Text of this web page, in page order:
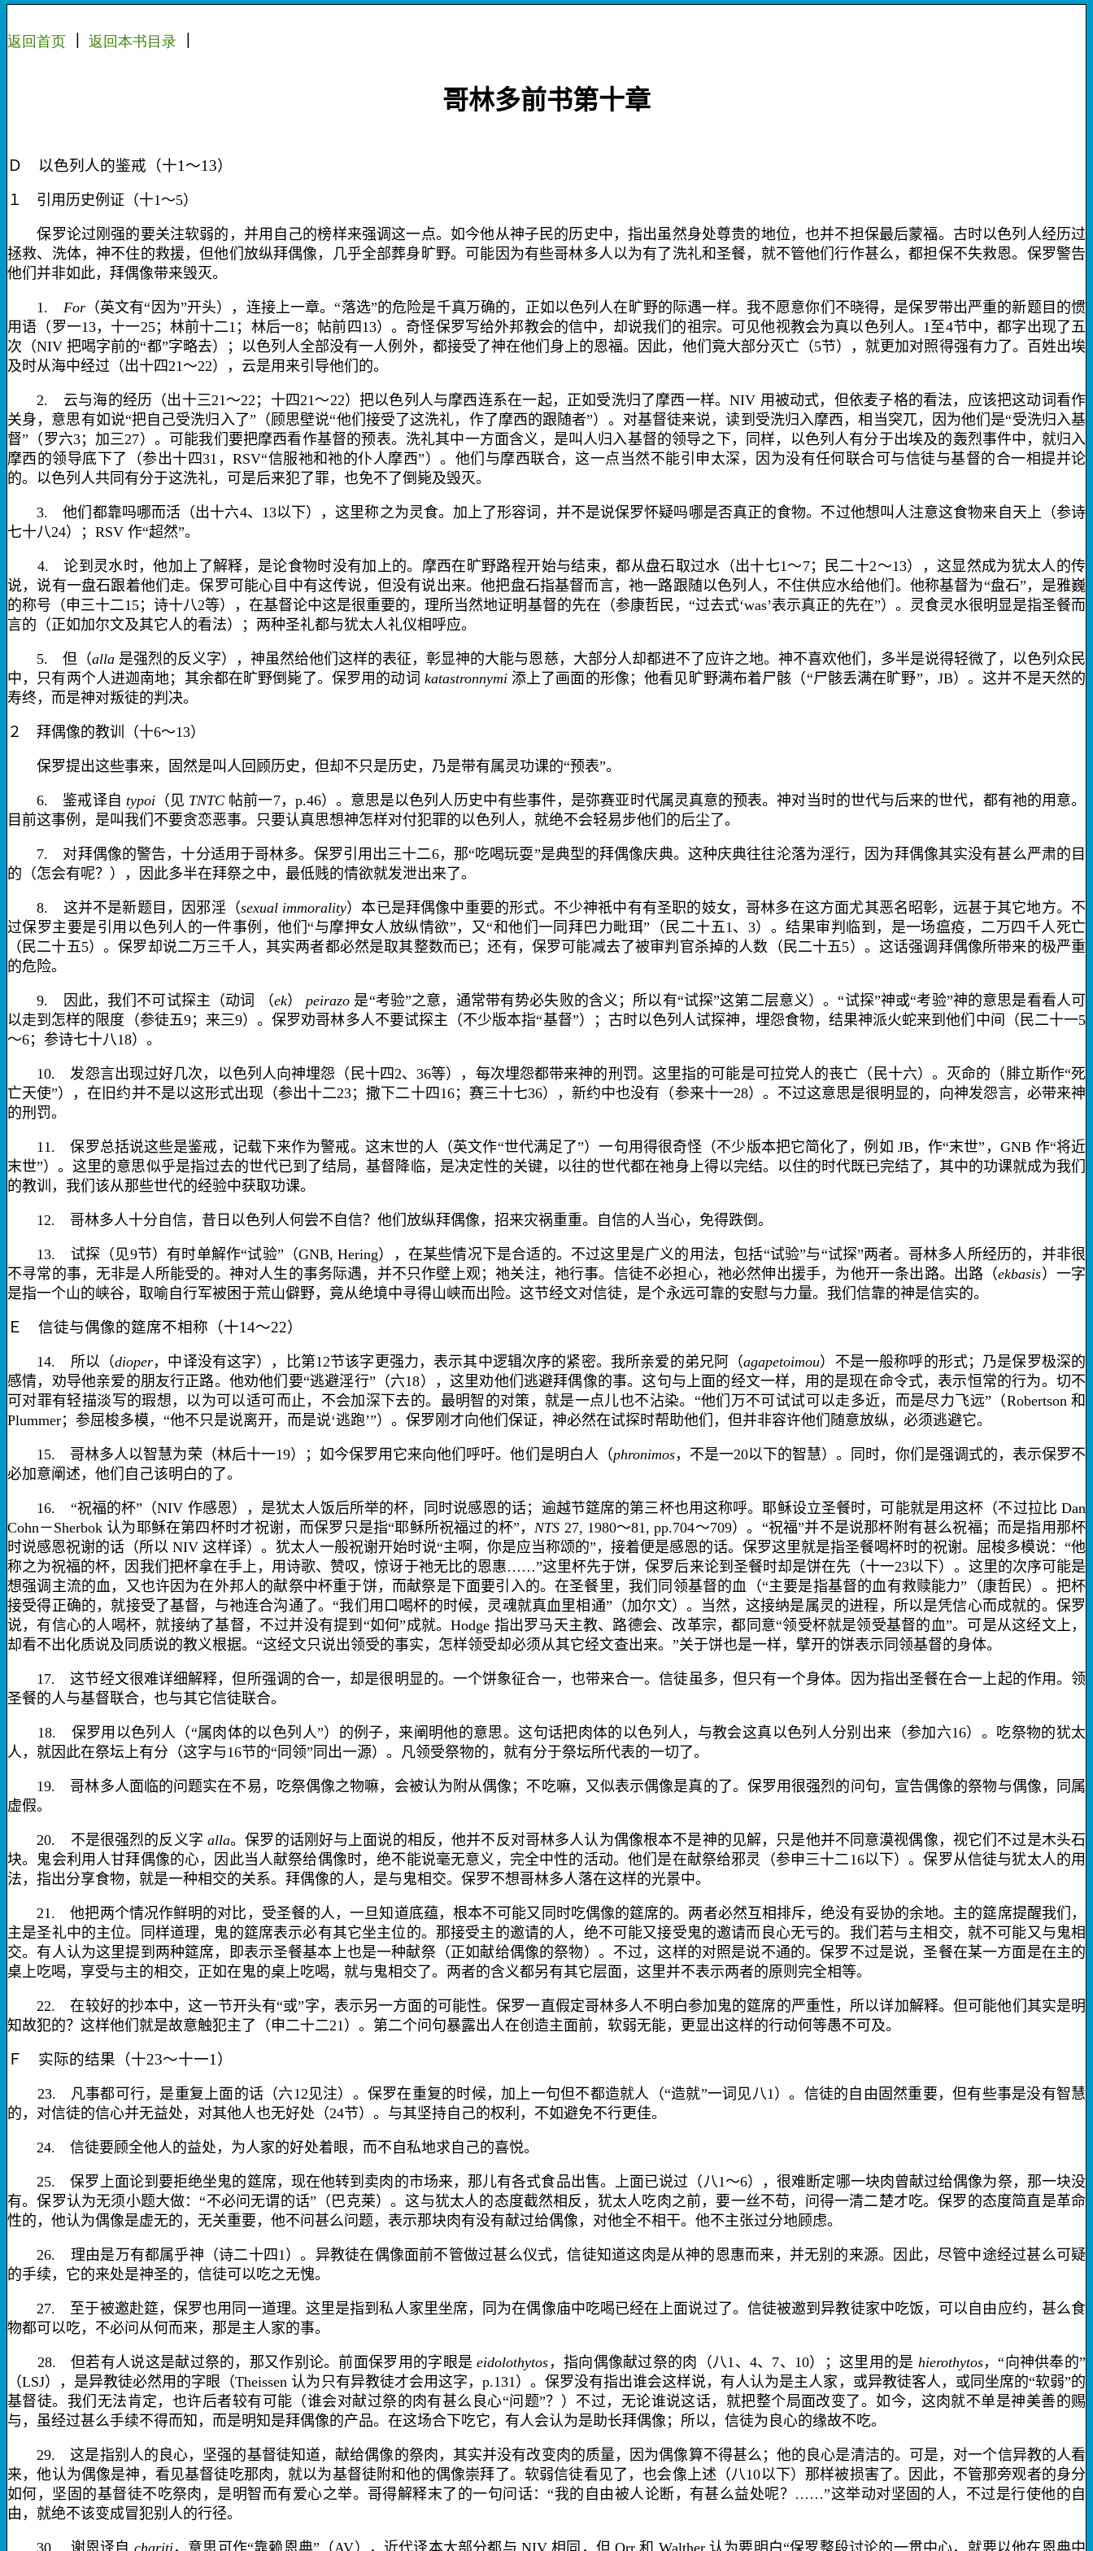
返回首页 返回本书目录
哥林多前书第十章
Ｄ 以色列人的鉴戒（十1 ～13）
１ 引用历史例证（十1～5）
保罗论过刚强的要关注软弱的，并用自己的榜样来强调这一点。如今他从神子民的历史中，指出虽然身处尊贵的地位，也并不担保最后蒙福。古时以色列人经历过
拯救、洗体，神不住的救援，但他们放纵拜偶像，几乎全部葬身旷野。可能因为有些哥林多人以为有了洗礼和圣餐，就不管他们行作甚么，都担保不失救恩。保罗警告
他们并非如此，拜偶像带来毁灭。
1. For（英文有“因为”开头），连接上一章。“落选”的危险是千真万确的，正如以色列人在旷野的际遇一样。 我不愿意你们不晓得，是保罗带出严重的新题目的惯
用语（罗一13，十一25；林前十二1 ；林后一8；帖前四 13）。奇怪保罗写给外邦教会的信中，却说我们的祖宗。可见他视教会为真以色列人。 1至4节中，都字出现了五
次（NIV把喝字前的“都”字略去）；以色列人全部没有一人例外，都接受了神在他们身上的恩福。因此，他们竟大部分灭亡（5节），就更加对照得强有力了。百姓出埃
及时从海中经过 （出十四21～22）， 云是用来引导他们的。
2. 云与海的经历（出十三21～22 ；十四21～22）把以色列人与摩西连系在一起，正如受洗归了摩西一样。NIV 用被动式，但依麦子格的看法，应该把这动词看作
关身，意思有如说“把自己受洗归入了”（顾思壁说“他们接受了这洗礼，作了摩西的跟随者”）。对基督徒来说，读到受洗归入摩西 ，相当突兀，因为他们是“受洗归入基
督”（罗六3；加三27）。可能我们要把摩西看作基督的预表。洗礼其中一方面含义，是叫人归入基督的领导之下，同样，以色列人有分于出埃及的轰烈事件中，就归入
摩西的领导底下了（参出十四31 ，RSV“信服祂和祂的仆人摩西”）。他们与摩西联合，这一点当然不能引申太深，因为没有任何联合可与信徒与基督的合一相提并论
的。以色列人共同有分于这洗礼，可是后来犯了罪，也免不了倒毙及毁灭。
3. 他们都靠吗哪而活（出十六4、 13以下），这里称之为灵食。加上了形容词，并不是说保罗怀疑吗哪是否真正的食物。不过他想叫人注意这食物来自天上（参诗
七十八24）； RSV 作“超然”。
4. 论到 灵水时，他加上了解释，是论食物时没有加上的。摩西在旷野路程开始与结束，都从盘石取过水（出十七1～7；民二十2～13），这显然成为犹太人的传
说，说有一盘石跟着他们走。保罗可能心目中有这传说，但没有说出来。他把盘石指基督而言，祂一路跟随以色列人，不住供应水给他们。他称基督为“盘石”，是雅巍
的称号（申三十二15；诗十八2等），在基督论中这是很重要的，理所当然地证明基督的先在（参康哲民，“过去式‘was’表示真正的先在”）。灵食灵水很明显是指圣餐而
言的（正如加尔文及其它人的看法）；两种圣礼都与犹太人礼仪相呼应。
5. 但 （alla 是强烈的反义字），神虽然给他们这样的表征，彰显神的大能与恩慈，大部分人却都进不了应许之地。神不喜欢他们， 多半是说得轻微了，以色列众民
中，只有两个人进迦南地；其余都在旷野倒毙了。保罗用的动词 katastronnymi 添上了画面的形像；他看见旷野满布着尸骸（“尸骸丢满在旷野”， JB）。这并不是天然的
寿终，而是神对叛徒的判决。
２ 拜偶像的教训（十6～13）
保罗提出这些事来，固然是叫人回顾历史，但却不只是历史，乃是带有属灵功课的“预表”。
6. 鉴戒译自 typoi（见 TNTC 帖前一7， p.46）。意思是以色列人历史中有些事件，是弥赛亚时代属灵真意的预表。神对当时的世代与后来的世代，都有祂的用意。
目前这事例，是叫我们不要贪恋恶事。只要认真思想神怎样对付犯罪的以色列人，就绝不会轻易步他们的后尘了。
7. 对拜偶像的警告，十分适用于哥林多。保罗引用出三十二6，那“吃喝玩耍”是典型的拜偶像庆典。这种庆典往往沦落为淫行，因为拜偶像其实没有甚么严肃的目
的（怎会有呢？），因此多半在拜祭之中，最低贱的情欲就发泄出来了。
8. 这并不是新题目，因邪淫（sexual immorality）本已是拜偶像中重要的形式。不少神祇中有有圣职的妓女，哥林多在这方面尤其恶名昭彰，远甚于其它地方。不
过保罗主要是引用以色列人的一件事例，他们“与摩押女人放纵情欲”，又“和他们一同拜巴力毗珥”（民二十五1、 3）。结果审判临到，是一场瘟疫，二万四千人死亡
（民二十五5）。保罗却说二万三千人，其实两者都必然是取其整数而已；还有，保罗可能减去了被审判官杀掉的人数（民二十五5）。这话强调拜偶像所带来的极严重
的危险。
9. 因此，我们不可 试探主 （动词 （ek）peirazo 是“考验”之意，通常带有势必失败的含义；所以有“试探”这第二层意义）。“试探”神或“考验”神的意思是看看人可
以走到怎样的限度（参徒五9；来三9）。保罗劝哥林多人不要试探主 （不少版本指“基督”）；古时以色列人试探神，埋怨食物，结果神派火蛇来到他们中间（民二十一5
～6；参诗七十八18）。
10. 发怨言出现过好几次，以色列人向神埋怨（民十四2、36等），每次埋怨都带来神的刑罚。这里指的可能是可拉党人的丧亡（民十六）。 灭命的 （腓立斯作“死
亡天使”），在旧约并不是以这形式出现（参出十二23；撒下二十四 16；赛三十七36），新约中也没有（参来十一28）。不过这意思是很明显的，向神发怨言，必带来神
的刑罚。
11. 保罗总括说这些是鉴戒 ，记载下来作为警戒。 这末世的人 （英文作“世代满足了”）一句用得很奇怪（不少版本把它简化了，例如 JB，作“末世”， GNB 作“将近
末世”）。这里的意思似乎是指过去的世代已到了结局，基督降临，是决定性的关键，以往的世代都在祂身上得以完结。以住的时代既已完结了，其中的功课就成为我们
的教训，我们该从那些世代的经验中获取功课。
12. 哥林多人十分自信，昔日以色列人何尝不自信？他们放纵拜偶像，招来灾祸重重。自信的人当心，免得跌倒。
13. 试探 （见9节）有时单解作“试验”（GNB,Hering），在某些情况下是合适的。不过这里是广义的用法，包括“试验”与“试探”两者。哥林多人所经历的，并非很
不寻常的事， 无非是人所能受的。神对人生的事务际遇，并不只作壁上观；祂关注，祂行事。信徒不必担心，祂必然伸出援手，为他开一条出路。 出路 （ekbasis）一字
是指一个山的峡谷，取喻自行军被困于荒山僻野，竟从绝境中寻得山峡而出险。这节经文对信徒，是个永远可靠的安慰与力量。我们信靠的神是信实的。
Ｅ 信徒与偶像的筵席不相称（十14～22）
14. 所以（dioper，中译没有这字），比第12节该字更强力，表示其中逻辑次序的紧密。 我所亲爱的弟兄阿 （agapetoimou）不是一般称呼的形式；乃是保罗极深的
感情，劝导他亲爱的朋友行正路。他劝他们要“逃避淫行”（六18），这里劝他们 逃避拜偶像的事。这句与上面的经文一样，用的是现在命令式，表示恒常的行为。切不
可对罪有轻描淡写的瑕想，以为可以适可而止，不会加深下去的。最明智的对策，就是一点儿也不沾染。“他们万不可试试可以走多近，而是尽力飞远”（Robertson和
Plummer；参屈梭多模，“他不只是说离开，而是说‘逃跑’”）。保罗刚才向他们保证，神必然在试探时帮助他们，但并非容许他们随意放纵，必须逃避它。
15. 哥林多人以智慧为荣（林后十一19）；如今保罗用它来向他们呼吁。他们是明白人（phronimos，不是一20以下的智慧）。同时， 你们 是强调式的，表示保罗不
必加意阐述，他们自己该明白的了。
16. “祝福的杯”（NIV 作感恩），是犹太人饭后所举的杯，同时说感恩的话；逾越节筵席的第三杯也用这称呼。耶稣设立圣餐时，可能就是用这杯（不过拉比 Dan
Cohn－Sherbok认为耶稣在第四杯时才祝谢，而保罗只是指“耶稣所祝福过的杯”，NTS 27, 1980～81, pp.704～709）。“祝福”并不是说那杯附有甚么祝福；而是指用那杯
时说感恩祝谢的话（所以 NIV 这样译）。犹太人一般祝谢开始时说“主啊，你是应当称颂的”，接着便是感恩的话。保罗这里就是指圣餐喝杯时的祝谢。屈梭多模说：“他
称之为祝福的杯，因我们把杯拿在手上，用诗歌、赞叹，惊讶于祂无比的恩惠……”这里杯先于饼，保罗后来论到圣餐时却是饼在先（十一23以下）。这里的次序可能是
想强调主流的血，又也许因为在外邦人的献祭中杯重于饼，而献祭是下面要引入的。在圣餐里，我们同领基督的血 （“主要是指基督的血有救赎能力”（康哲民）。把杯
接受得正确的，就接受了基督，与祂连合沟通了。“我们用口喝杯的时候，灵魂就真血里相通”（加尔文）。当然，这接纳是属灵的进程，所以是凭信心而成就的。保罗
说，有信心的人喝杯，就接纳了基督，不过并没有提到“如何”成就。Hodge 指出罗马天主教、路德会、改革宗，都同意“领受杯就是领受基督的血”。可是从这经文上，
却看不出化质说及同质说的教义根据。“这经文只说出领受的事实，怎样领受却必须从其它经文查出来。”关于饼也是一样，擘开的饼表示 同领基督的身体。
17. 这节经文很难详细解释，但所强调的合一，却是很明显的。 一个饼象征合一，也带来合一。信徒虽多 ，但只有一个身体。 因为指出圣餐在合一上起的作用。领
圣餐的人与基督联合，也与其它信徒联合。
18. 保罗用 以色列人 （“属肉体的以色列人”）的例子，来阐明他的意思。这句话把肉体的以色列人，与教会这真以色列人分别出来（参加六16）。 吃祭物的犹太
人，就因此在祭坛上有分 （这字与16节的“同领”同出一源）。凡领受祭物的，就有分于祭坛所代表的一切了。
19. 哥林多人面临的问题实在不易，吃祭偶像之物嘛，会被认为附从偶像；不吃嘛，又似表示偶像是真的了。保罗用很强烈的问句，宣告偶像的祭物与偶像，同属
虚假。
20. 不是很强烈的反义字 alla。保罗的话刚好与上面说的相反，他并不反对哥林多人认为偶像根本不是神的见解，只是他并不同意漠视偶像，视它们不过是木头石
块。 鬼会利用人甘拜偶像的心，因此当人献祭给偶像时，绝不能说毫无意义，完全中性的活动。他们是在献祭给邪灵（参申三十二16以下）。保罗从信徒与犹太人的用
法，指出分享食物，就是一种相交的关系。拜偶像的人，是与 鬼相交。保罗不想哥林多人落在这样的光景中。
21. 他把两个情况作鲜明的对比，受圣餐的人，一旦知道底蕴，根本不可能又同时吃偶像的筵席的。两者必然互相排斥，绝没有妥协的余地。 主的筵席提醒我们，
主是圣礼中的主位。同样道理， 鬼的筵席表示必有其它坐主位的。那接受主的邀请的人，绝不可能又接受鬼的邀请而良心无亏的。我们若与主相交，就不可能又与鬼相
交。有人认为这里提到两种筵席，即表示圣餐基本上也是一种献祭（正如献给偶像的祭物）。不过，这样的对照是说不通的。保罗不过是说，圣餐在某一方面是在主的
桌上吃喝，享受与主的相交，正如在鬼的桌上吃喝，就与鬼相交了。两者的含义都另有其它层面，这里并不表示两者的原则完全相等。
22. 在较好的抄本中，这一节开头有“或”字，表示另一方面的可能性。保罗一直假定哥林多人不明白参加鬼的筵席的严重性，所以详加解释。但可能他们其实是明
知故犯的？这样他们就是故意触犯主了（申二十二21）。第二个问句暴露出人在创造主面前，软弱无能，更显出这样的行动何等愚不可及。
Ｆ 实际的结果（十23～十一1 ）
23. 凡事都可行，是重复上面的话（六12 见注）。保罗在重复的时候，加上一句但不都造就人 （“造就”一词见八1）。信徒的自由固然重要，但有些事是没有智慧
的，对信徒的信心并无益处，对其他人也无好处（24节）。与其坚持自己的权利，不如避免不行更佳。
24. 信徒要顾全他人的益处，为人家的好处着眼，而不自私地求自己的喜悦。
25. 保罗上面论到要拒绝坐鬼的筵席，现在他转到 卖肉的市场来，那儿有各式食品出售。上面已说过（八1～6），很难断定哪一块肉曾献过给偶像为祭，那一块没
有。保罗认为无须小题大做：“不必问无谓的话”（巴克莱）。这与犹太人的态度截然相反，犹太人吃肉之前，要一丝不苟，问得一清二楚才吃。保罗的态度简直是革命
性的，他认为偶像是虚无的，无关重要，他不问甚么问题，表示那块肉有没有献过给偶像，对他全不相干。他不主张过分地顾虑。
26. 理由是万有都属乎神（诗二十四 1）。异教徒在偶像面前不管做过甚么仪式，信徒知道这肉是从神的恩惠而来，并无别的来源。因此，尽管中途经过甚么可疑
的手续，它的来处是神圣的，信徒可以吃之无愧。
27. 至于被邀赴筵，保罗也用同一道理。这里是指到私人家里坐席，同为在偶像庙中吃喝已经在上面说过了。信徒被邀到异教徒家中吃饭，可以自由应约，甚么食
物都可以吃，不必问从何而来，那是主人家的事。
28. 但若有人说这是献过祭的 ，那又作别论。前面保罗用的字眼是 eidolothytos ，指向偶像献过祭的肉（八1、 4、 7、 10）；这里用的是 hierothytos，“向神供奉的”
（LSJ），是异教徒必然用的字眼（Theissen认为只有异教徒才会用这字， p.131）。保罗没有指出谁会这样说，有人认为是主人家，或异教徒客人，或同坐席的“软弱”的
基督徒。我们无法肯定，也许后者较有可能（谁会对献过祭的肉有甚么良心“问题”？）不过，无论谁说这话，就把整个局面改变了。如今，这肉就不单是神美善的赐
与，虽经过甚么手续不得而知，而是明知是拜偶像的产品。在这场合下吃它，有人会认为是助长拜偶像；所以，信徒为良心的缘故不吃。
29. 这是指别人的良心，坚强的基督徒知道，献给偶像的祭肉，其实并没有改变肉的质量，因为偶像算不得甚么；他的良心是清洁的。可是，对一个信异教的人看
来，他认为偶像是神，看见基督徒吃那肉，就以为基督徒附和他的偶像崇拜了。软弱信徒看见了，也会像上述（八10以下）那样被损害了。因此，不管那旁观者的身分
如何，坚固的基督徒不吃祭肉，是明智而有爱心之举。哥得解释末了的一句问话：“我的自由被人论断，有甚么益处呢？……”这举动对坚固的人，不过是行使他的 自
由 ，就绝不该变成冒犯别人的行径。
30. 谢恩译自 chariti，意思可作“靠赖恩典”（ AV），近代译本大部分都与 NIV相同，但 Orr和 Walther认为要明白“保罗整段讨论的一贯中心，就要以他在恩典中